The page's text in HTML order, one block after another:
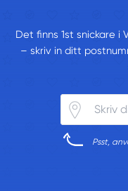
Det finns 1st snickare i
– skriv in ditt
Psst,